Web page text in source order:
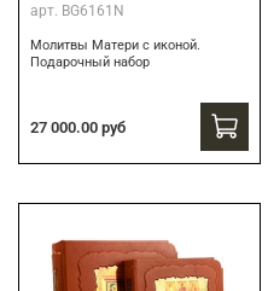
арт. BG6161N
Молитвы Матери с иконой.
Подарочный набор
27 000.00 руб